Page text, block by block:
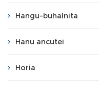
Hangu-buhalnita
Hanu ancutei
Horia